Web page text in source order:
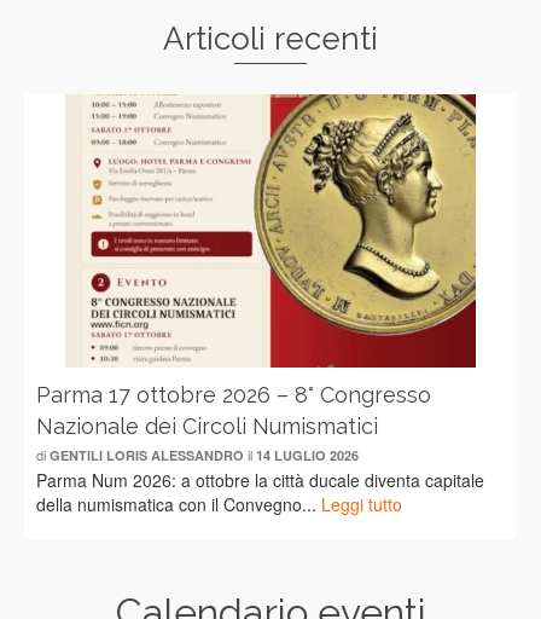
Articoli recenti
Parma 17 ottobre 2026 – 8° Congresso
Nazionale dei Circoli Numismatici
di GENTILI LORIS ALESSANDRO il 14 LUGLIO 2026
Parma Num 2026: a ottobre la città ducale diventa capitale
della numismatica con il Convegno... Leggi tutto